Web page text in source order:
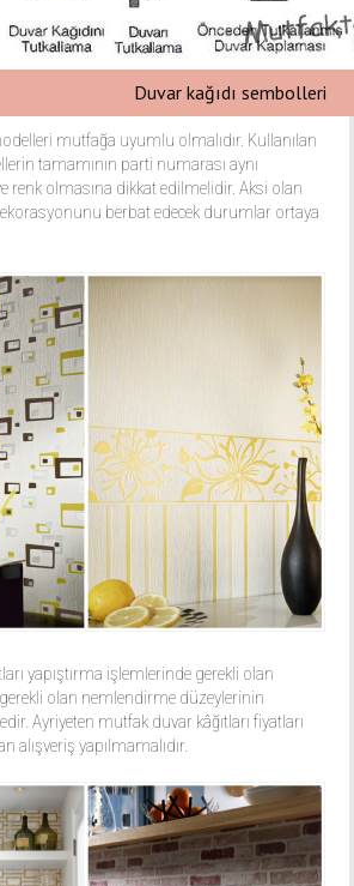
Duvar kağıdı sembolleri
mutfağa uyumlu olmalıdır. Kullanılan
tamamının parti numarası aynı
renk olmasına dikkat edilmelidir. Aksi olan
berbat edecek durumlar ortaya
yapıştırma işlemlerinde gerekli olan
olan nemlendirme düzeylerinin
Ayriyeten mutfak duvar kâğıtları fiyatları
alışveriş yapılmamalıdır.